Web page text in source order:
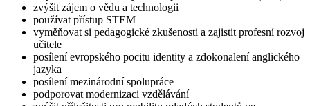
zvýšit zájem o vědu a technologii
používat přístup STEM
vyměňovat si pedagogické zkušenosti a zajistit profesní rozvoj
učitele
posílení evropského pocitu identity a zdokonalení anglického
jazyka
posílení mezinárodní spolupráce
podporovat modernizaci vzdělávání